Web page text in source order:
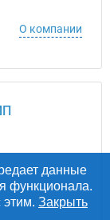
О компании
данные
функционала.
этим. Закрыть